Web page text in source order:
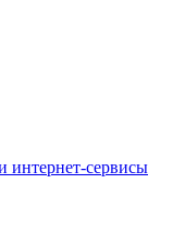
интернет-сервисы